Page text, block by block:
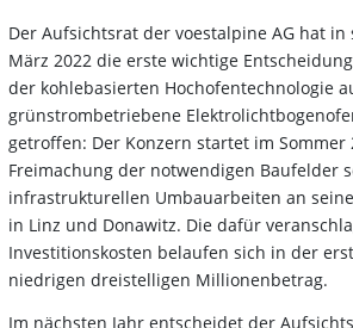
Der Aufsichtsrat der voestalpine AG hat in
März 2022 die erste wichtige
der kohlebasierten Hochofentechnologie
grünstrombetriebene
getroffen: Der Konzern startet im Sommer
Freimachung der notwendigen Baufelder
infrastrukturellen Umbauarbeiten an
in Linz und Donawitz. Die dafür
Investitionskosten belaufen sich in der
niedrigen dreistelligen Millionenbetrag.
Im nächsten Jahr entscheidet der